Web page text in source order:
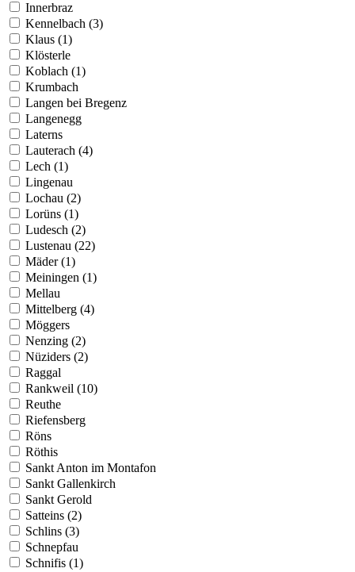
Innerbraz
Kennelbach (3)
Klaus (1)
Klösterle
Koblach (1)
Krumbach
Langen bei Bregenz
Langenegg
Laterns
Lauterach (4)
Lech (1)
Lingenau
Lochau (2)
Lorüns (1)
Ludesch (2)
Lustenau (22)
Mäder (1)
Meiningen (1)
Mellau
Mittelberg (4)
Möggers
Nenzing (2)
Nüziders (2)
Raggal
Rankweil (10)
Reuthe
Riefensberg
Röns
Röthis
Sankt Anton im Montafon
Sankt Gallenkirch
Sankt Gerold
Satteins (2)
Schlins (3)
Schnepfau
Schnifis (1)